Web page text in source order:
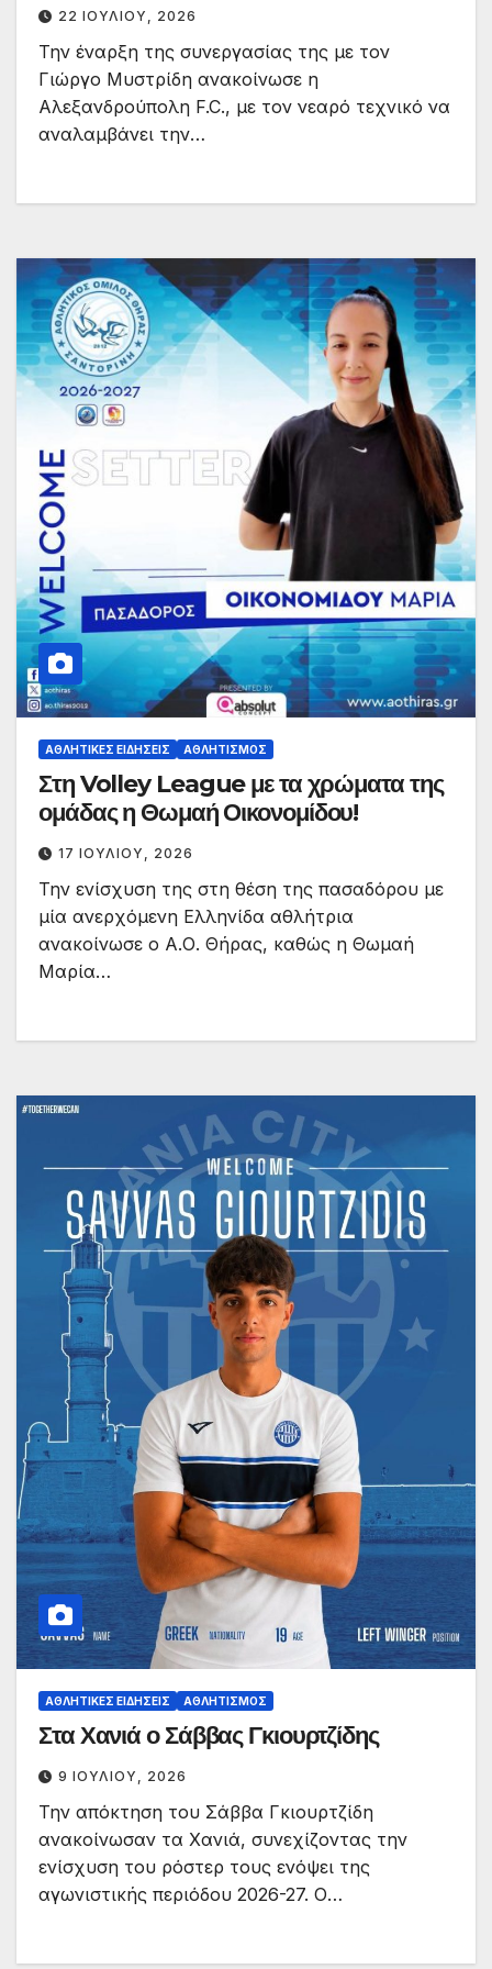
22 ΙΟΥΛΊΟΥ, 2026
Την έναρξη της συνεργασίας της με τον
Γιώργο Μυστρίδη ανακοίνωσε η
Αλεξανδρούπολη F.C., με τον νεαρό τεχνικό να
αναλαμβάνει την…
ΑΘΛΗΤΙΚΈΣ ΕΙΔΉΣΕΙΣ ΑΘΛΗΤΙΣΜΌΣ
Στη Volley League με τα χρώματα της
ομάδας η Θωμαή Οικονομίδου!
17 ΙΟΥΛΊΟΥ, 2026
Την ενίσχυση της στη θέση της πασαδόρου με
μία ανερχόμενη Ελληνίδα αθλήτρια
ανακοίνωσε ο Α.Ο. Θήρας, καθώς η Θωμαή
Μαρία…
ΑΘΛΗΤΙΚΈΣ ΕΙΔΉΣΕΙΣ ΑΘΛΗΤΙΣΜΌΣ
Στα Χανιά ο Σάββας Γκιουρτζίδης
9 ΙΟΥΛΊΟΥ, 2026
Την απόκτηση του Σάββα Γκιουρτζίδη
ανακοίνωσαν τα Χανιά, συνεχίζοντας την
ενίσχυση του ρόστερ τους ενόψει της
αγωνιστικής περιόδου 2026-27. Ο…